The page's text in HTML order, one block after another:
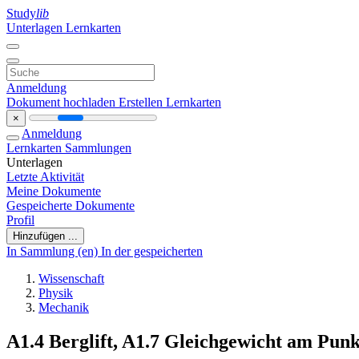
Studylib
Unterlagen Lernkarten
Anmeldung
Dokument hochladen Erstellen Lernkarten
×
Anmeldung
Lernkarten Sammlungen
Unterlagen
Letzte Aktivität
Meine Dokumente
Gespeicherte Dokumente
Profil
Hinzufügen ...
In Sammlung (en) In der gespeicherten
Wissenschaft
Physik
Mechanik
A1.4 Berglift, A1.7 Gleichgewicht am